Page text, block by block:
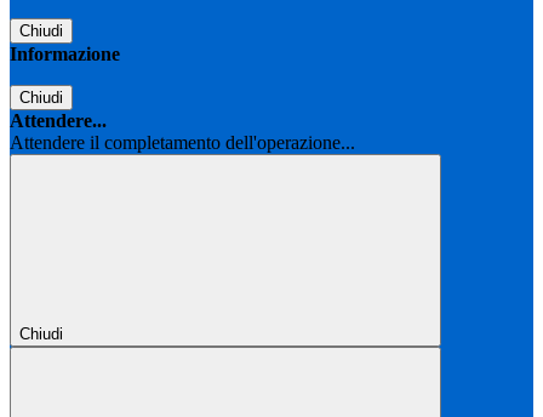
Chiudi
Informazione
Chiudi
Attendere...
Attendere il completamento dell'operazione...
Chiudi